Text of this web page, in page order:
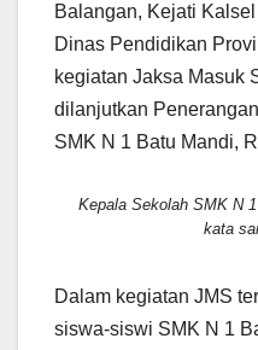
Balangan, Kejati
Dinas Pendidikan
kegiatan Jaksa Masuk
dilanjutkan
SMK N 1 Batu Mandi,
Kepala Sekolah SMK N
kata
Dalam kegiatan JMS
siswa-siswi SMK N 1